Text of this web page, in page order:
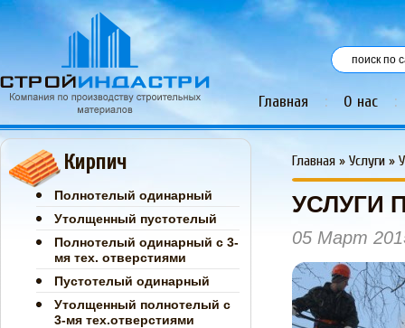
Главная : О нас :
Кирпич
Полнотелый одинарный
Утолщенный пустотелый
Полнотелый одинарный с 3-
мя тех. отверстиями
Пустотелый одинарный
Утолщенный полнотелый с
3-мя тех.отверстиями
Главная » Услуги »
УСЛУГИ
05 Март